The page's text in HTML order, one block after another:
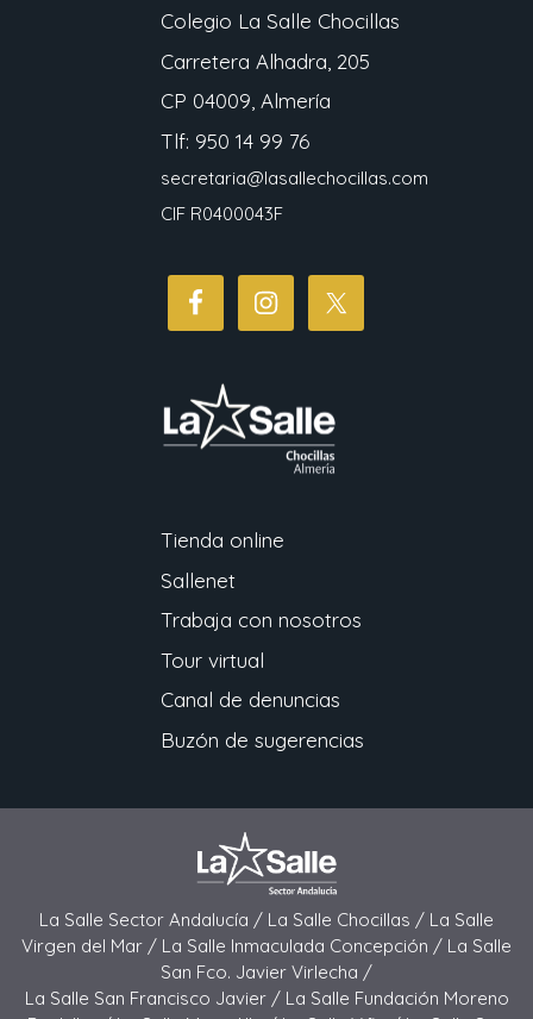
Colegio La Salle Chocillas
Carretera Alhadra, 205
CP 04009, Almería
Tlf: 950 14 99 76
secretaria@lasallechocillas.com
CIF R0400043F
Tienda online
Sallenet
Trabaja con nosotros
Tour virtual
Canal de denuncias
Buzón de sugerencias
La Salle Sector Andalucía / La Salle Chocillas / La Salle
Virgen del Mar / La Salle Inmaculada Concepción / La Salle
San Fco. Javier Virlecha /
La Salle San Francisco Javier / La Salle Fundación Moreno